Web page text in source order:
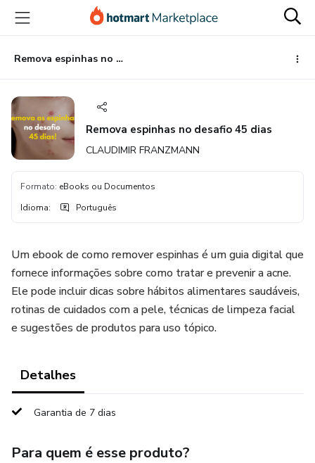
para
conteúdo
principal
para
pagamento
para
rodapé
Remova espinhas no desafio 45 dias
Remova espinhas no desafio 45 dias
CLAUDIMIR FRANZMANN
Formato: eBooks ou Documentos
Idioma: Português
Um ebook de como remover espinhas é um guia digital que
fornece informações sobre como tratar e prevenir a acne.
Ele pode incluir dicas sobre hábitos alimentares saudáveis,
rotinas de cuidados com a pele, técnicas de limpeza facial
e sugestões de produtos para uso tópico.
Detalhes
Garantia de 7 dias
Para quem é esse produto?